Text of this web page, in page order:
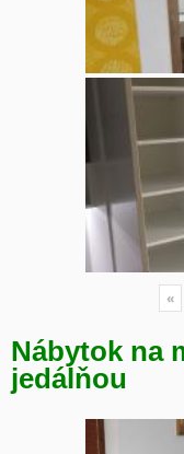
«
Nábytok na
jedálňou